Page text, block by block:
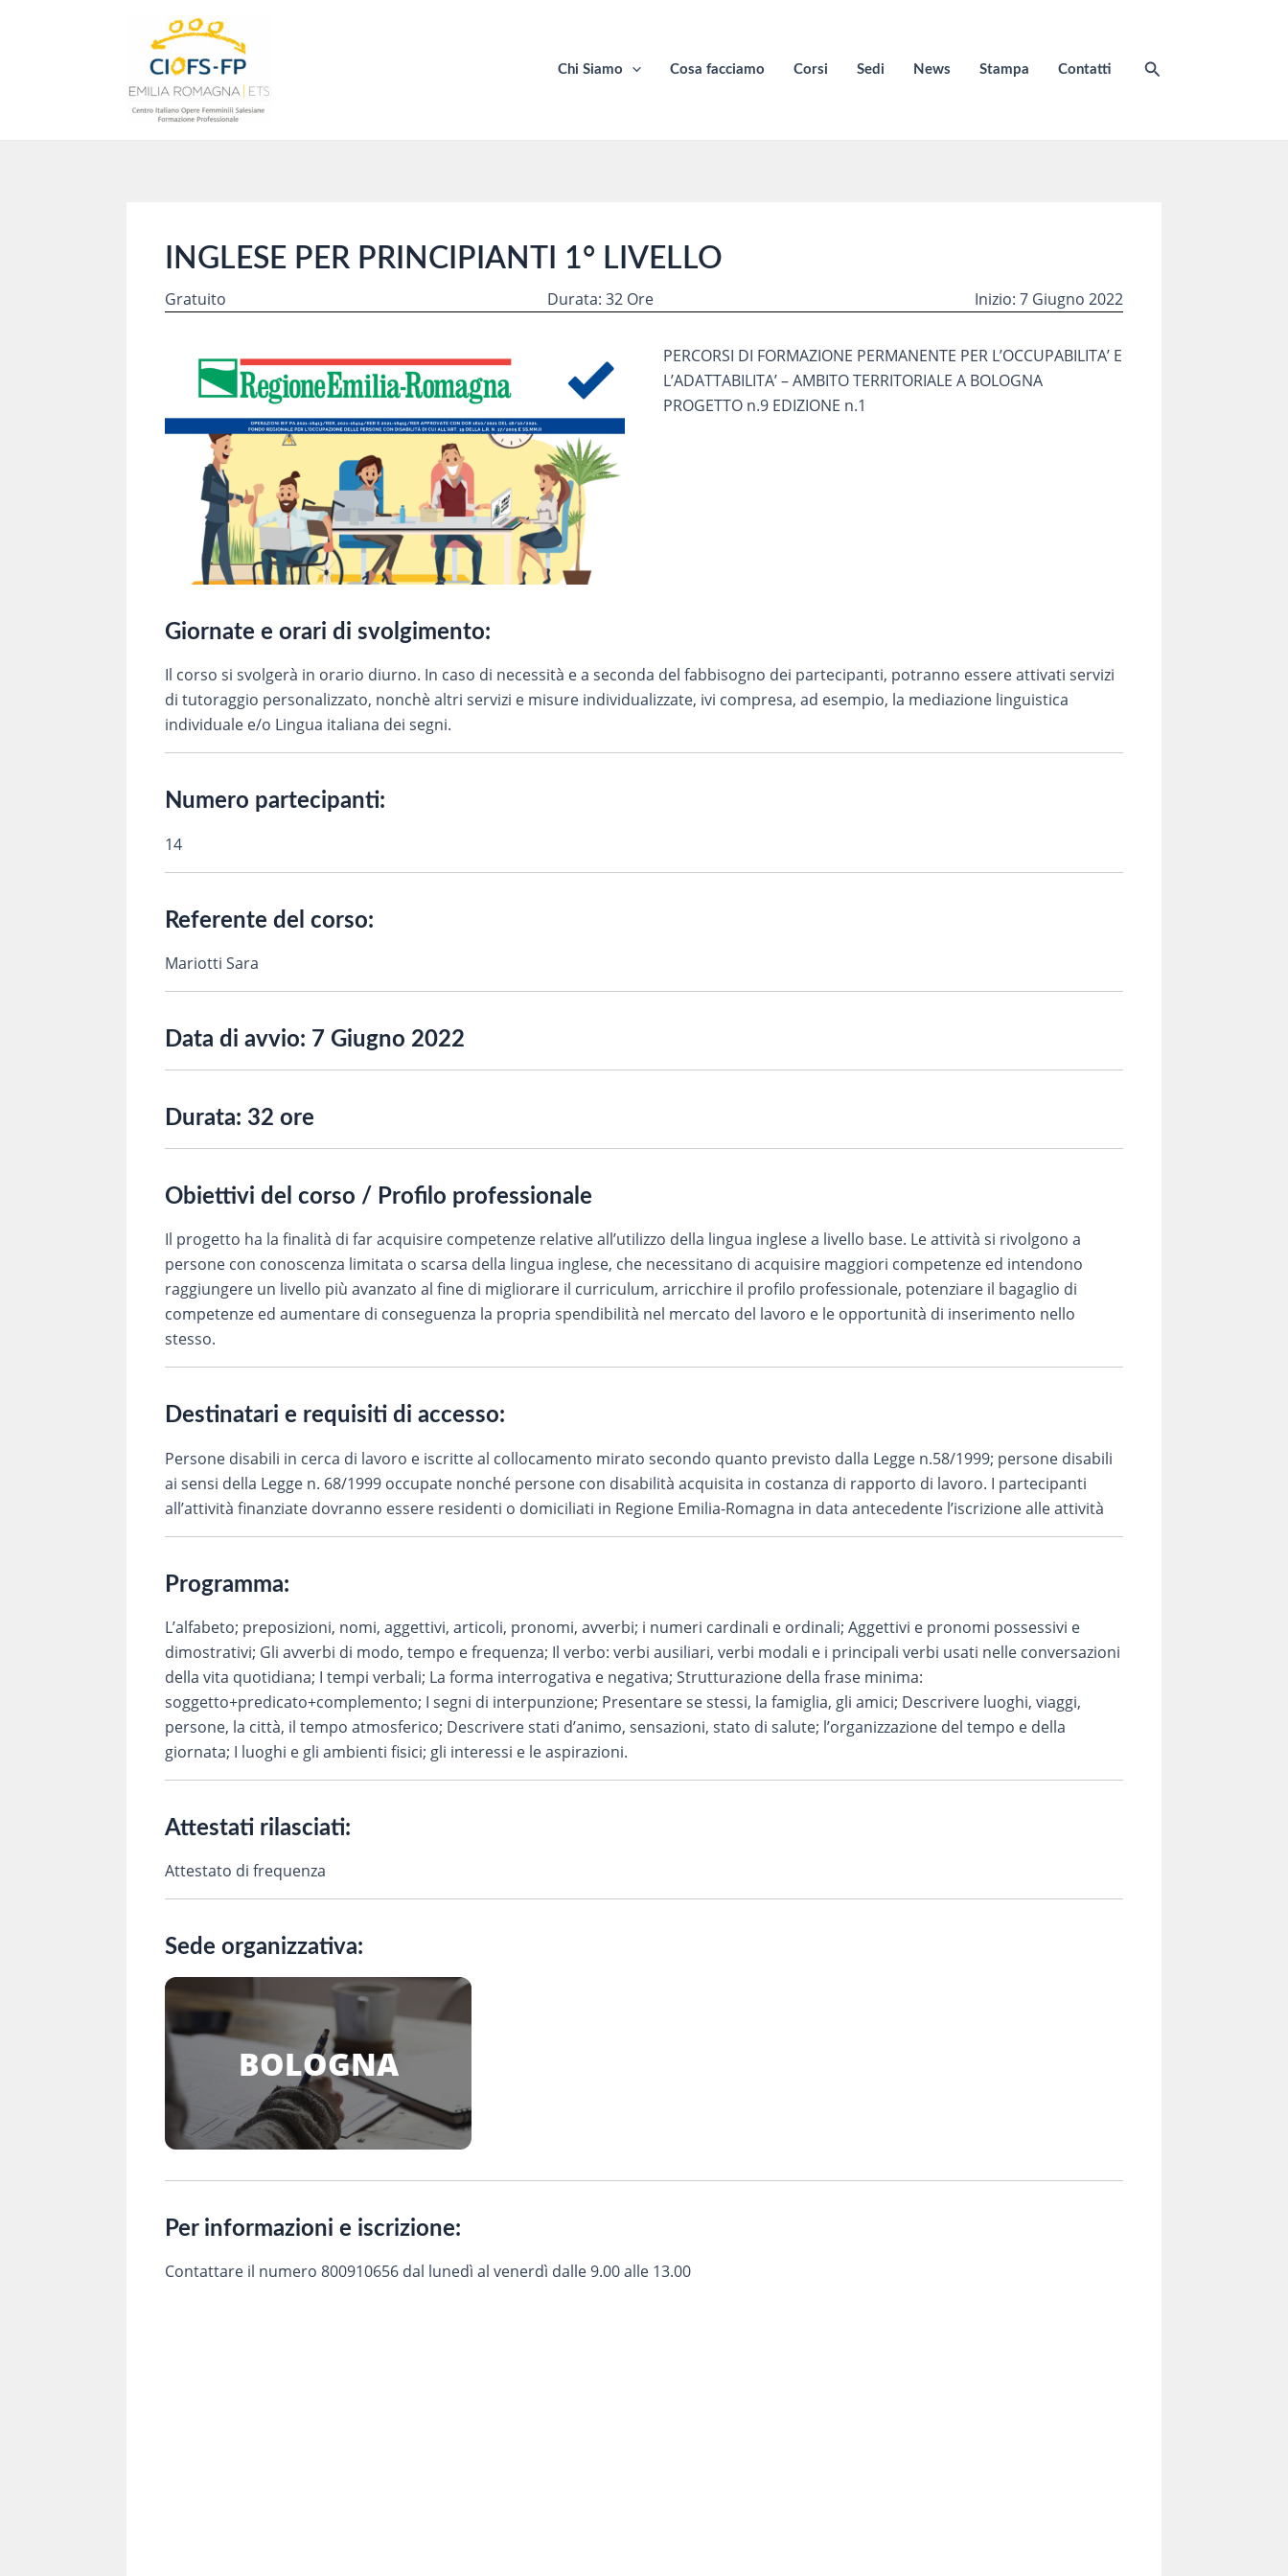
Chi Siamo Cosa facciamo Corsi Sedi News Stampa Contatti Cerca
INGLESE PER PRINCIPIANTI 1° LIVELLO
Gratuito Durata: 32 Ore Inizio: 7 Giugno 2022
PERCORSI DI FORMAZIONE PERMANENTE PER L’OCCUPABILITA’ E
L’ADATTABILITA’ – AMBITO TERRITORIALE A BOLOGNA
PROGETTO n.9 EDIZIONE n.1
Giornate e orari di svolgimento:
Il corso si svolgerà in orario diurno. In caso di necessità e a seconda del fabbisogno dei partecipanti, potranno essere attivati servizi
di tutoraggio personalizzato, nonchè altri servizi e misure individualizzate, ivi compresa, ad esempio, la mediazione linguistica
individuale e/o Lingua italiana dei segni.
Numero partecipanti:
14
Referente del corso:
Mariotti Sara
Data di avvio: 7 Giugno 2022
Durata: 32 ore
Obiettivi del corso / Profilo professionale
Il progetto ha la finalità di far acquisire competenze relative all’utilizzo della lingua inglese a livello base. Le attività si rivolgono a
persone con conoscenza limitata o scarsa della lingua inglese, che necessitano di acquisire maggiori competenze ed intendono
raggiungere un livello più avanzato al fine di migliorare il curriculum, arricchire il profilo professionale, potenziare il bagaglio di
competenze ed aumentare di conseguenza la propria spendibilità nel mercato del lavoro e le opportunità di inserimento nello
stesso.
Destinatari e requisiti di accesso:
Persone disabili in cerca di lavoro e iscritte al collocamento mirato secondo quanto previsto dalla Legge n.58/1999; persone disabili
ai sensi della Legge n. 68/1999 occupate nonché persone con disabilità acquisita in costanza di rapporto di lavoro. I partecipanti
all’attività finanziate dovranno essere residenti o domiciliati in Regione Emilia-Romagna in data antecedente l’iscrizione alle attività
Programma:
L’alfabeto; preposizioni, nomi, aggettivi, articoli, pronomi, avverbi; i numeri cardinali e ordinali; Aggettivi e pronomi possessivi e
dimostrativi; Gli avverbi di modo, tempo e frequenza; Il verbo: verbi ausiliari, verbi modali e i principali verbi usati nelle conversazioni
della vita quotidiana; I tempi verbali; La forma interrogativa e negativa; Strutturazione della frase minima:
soggetto+predicato+complemento; I segni di interpunzione; Presentare se stessi, la famiglia, gli amici; Descrivere luoghi, viaggi,
persone, la città, il tempo atmosferico; Descrivere stati d’animo, sensazioni, stato di salute; l’organizzazione del tempo e della
giornata; I luoghi e gli ambienti fisici; gli interessi e le aspirazioni.
Attestati rilasciati:
Attestato di frequenza
Sede organizzativa:
BOLOGNA
Per informazioni e iscrizione:
Contattare il numero 800910656 dal lunedì al venerdì dalle 9.00 alle 13.00